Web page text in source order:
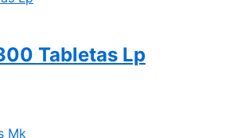
Tabletas Lp